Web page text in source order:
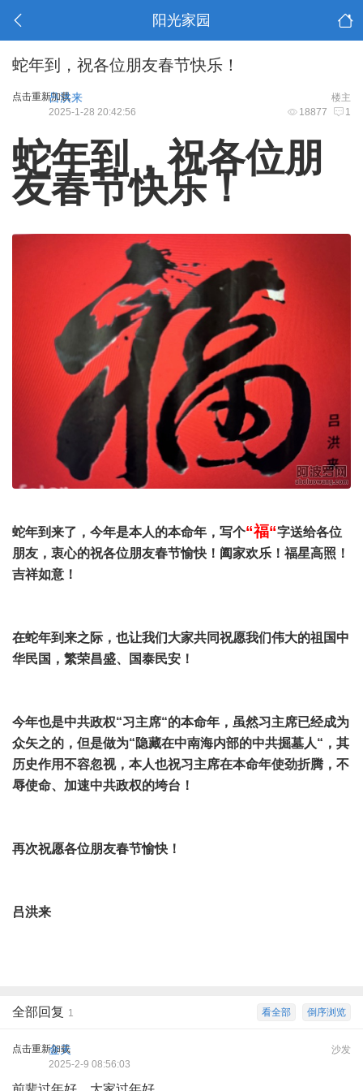
阳光家园
蛇年到，祝各位朋友春节快乐！
点击重新加载 楼主
吕洪来
18877 1
2025-1-28 20:42:56
蛇年到，祝各位朋
友春节快乐！
蛇年到来了，今年是本人的本命年，写个“福“字送给各位
朋友，衷心的祝各位朋友春节愉快！阖家欢乐！福星高照！
吉祥如意！
在蛇年到来之际，也让我们大家共同祝愿我们伟大的祖国中
华民国，繁荣昌盛、国泰民安！
今年也是中共政权“习主席“的本命年，虽然习主席已经成为
众矢之的，但是做为“隐藏在中南海内部的中共掘墓人“，其
历史作用不容忽视，本人也祝习主席在本命年使劲折腾，不
辱使命、加速中共政权的垮台！
再次祝愿各位朋友春节愉快！
吕洪来
倒序浏览
看全部
全部回复 1
点击重新加载 沙发
金天
2025-2-9 08:56:03